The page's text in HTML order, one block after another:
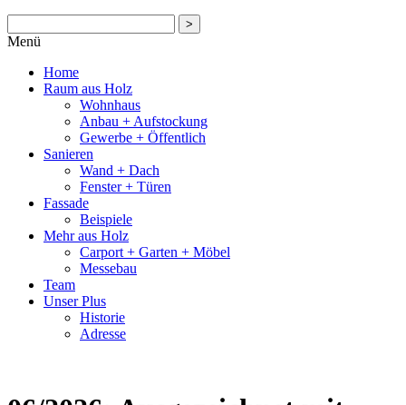
>
Menü
Home
Raum aus Holz
Wohnhaus
Anbau + Aufstockung
Gewerbe + Öffentlich
Sanieren
Wand + Dach
Fenster + Türen
Fassade
Beispiele
Mehr aus Holz
Carport + Garten + Möbel
Messebau
Team
Unser Plus
Historie
Adresse